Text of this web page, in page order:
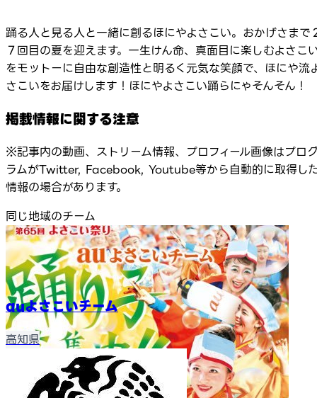
踊る人と見る人と一緒に創るほにやよさこい。おかげさまで
７回目の夏を迎えます。一生けん命、真面目に楽しむよさこ
をモットーに自由な創造性と明るく元気な笑顔で、ほにや流
さこいをお届けします！ほにやよさこい踊らにゃそんそん！
掲載情報に関する注意
※記事内の動画、ストリーム情報、プロフィール画像はプロ
ラムがTwitter, Facebook, Youtube等から自動的に取得し
情報の場合があります。
同じ地域のチーム
auよさこいチーム
高知県